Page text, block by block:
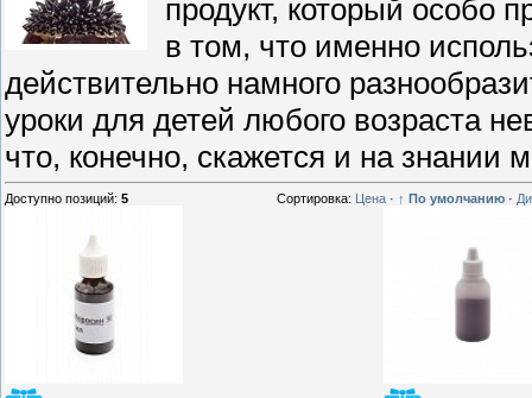
продукт, который особо
в том, что именно
действительно намного
уроки для детей любого возраста
что, конечно, скажется и на знании
Доступно позиций: 5 Сортировка: Цена · ↑ По умолчанию ·